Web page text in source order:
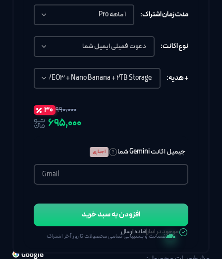
Google
مدت زمان اشتراک:
نوع اکانت:
+ هدیه:
۹۹۰,۰۰۰ ۳۰
۶۹۵٬۰۰۰
جیمیل اکانت Gemini شما اجباری
افزودن به سبد خرید
موجود در انبارآماده ارسال
ضمانت و پشتیبانی تمامی محصولات تا روز آخر اشتراک